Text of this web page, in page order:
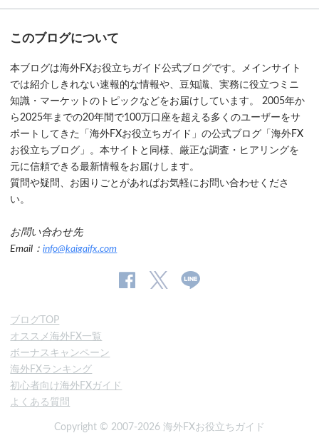
このブログについて
本ブログは海外FXお役立ちガイド公式ブログです。メインサイト
では紹介しきれない速報的な情報や、豆知識、実務に役立つミニ
知識・マーケットのトピックなどをお届けしています。 2005年か
ら2025年までの20年間で100万口座を超える多くのユーザーをサ
ポートしてきた「海外FXお役立ちガイド」の公式ブログ「海外FX
お役立ちブログ」。本サイトと同様、厳正な調査・ヒアリングを
元に信頼できる最新情報をお届けします。
質問や疑問、お困りごとがあればお気軽にお問い合わせくださ
い。
お問い合わせ先
Email：info@kaigaifx.com
ブログTOP
オススメ海外FX一覧
ボーナスキャンペーン
海外FXランキング
初心者向け海外FXガイド
よくある質問
Copyright © 2007-2026 海外FXお役立ちガイド